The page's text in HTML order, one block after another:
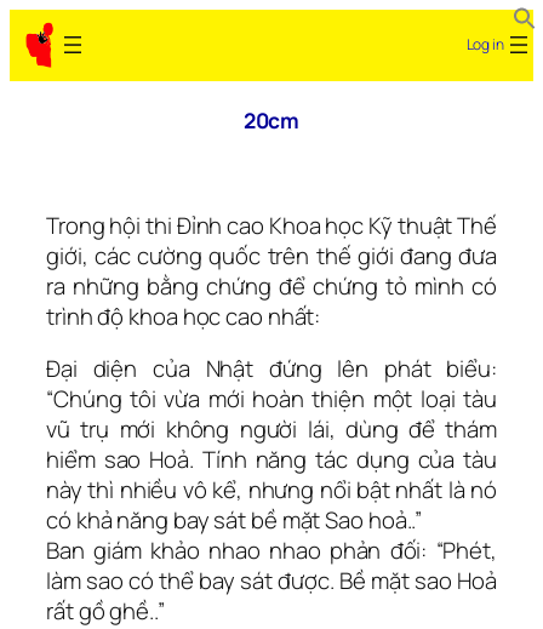
Skip
to
content
Log in
20cm
Trong hội thi Ðỉnh cao Khoa học Kỹ thuật Thế
giới, các cường quốc trên thế giới đang đưa
ra những bằng chứng để chứng tỏ mình có
trình độ khoa học cao nhất:
Ðại diện của Nhật đứng lên phát biểu:
“Chúng tôi vừa mới hoàn thiện một loại tàu
vũ trụ mới không người lái, dùng để thám
hiểm sao Hoả. Tính năng tác dụng của tàu
này thì nhiều vô kể, nhưng nổi bật nhất là nó
có khả năng bay sát bề mặt Sao hoả..”
Ban giám khảo nhao nhao phản đối: “Phét,
làm sao có thể bay sát được. Bề mặt sao Hoả
rất gồ ghề..”